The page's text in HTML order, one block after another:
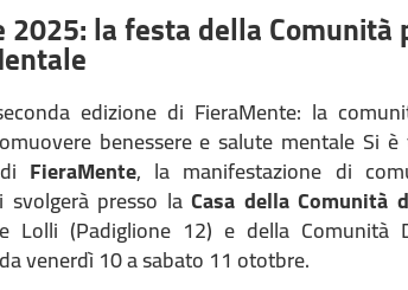
2025: la festa della Comunità
edizione di FieraMente: la
benessere e salute mentale Si
FieraMente, la manifestazione di
svolgerà presso la Casa della Comunità
Lolli (Padiglione 12) e della Comunità
venerdì 10 a sabato 11 ototbre.